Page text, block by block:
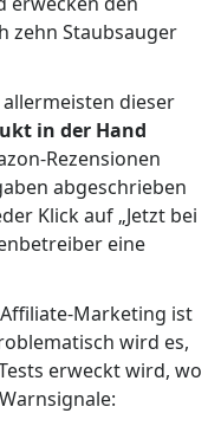
zehn Staubsauger
dieser
in der Hand
Rezensionen
abgeschrieben
Klick auf „Jetzt bei
eine
Marketing ist
wird es,
erweckt wird, wo